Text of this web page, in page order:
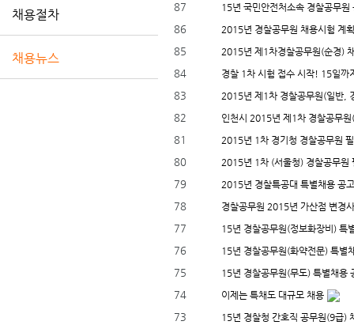
채용절차
채용뉴스
87
15년 국민안전처소속 경찰공무원
86 2015년 경찰공무원 채용시험 계획
85 2015년 제1차경찰공무원(순경)
84 경찰 1차 시험 접수 시작! 15일까
83 2015년 제1차 경찰공무원(일반,
82 인천시 2015년 제1차 경찰공무
81 2015년 1차 경기청 경찰공무원
80 2015년 1차 (서울청) 경찰공무원
79 2015년 경찰특공대 특별채용 공고
78 경찰공무원 2015년 가산점 변경
77 15년 경찰공무원(정보화장비) 특
76 15년 경찰공무원(화약전문) 특별
75 15년 경찰공무원(무도) 특별채용
74 이제는 특채도 대규모 채용
73
15년 경찰청 간호직 공무원(9급)